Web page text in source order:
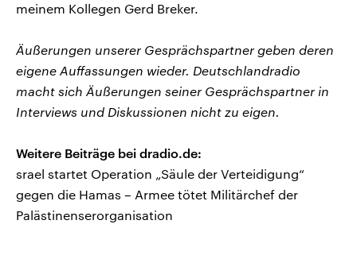
meinem Kollegen Gerd Breker.
Äußerungen unserer Gesprächspartner geben deren
eigene Auffassungen wieder. Deutschlandradio
macht sich Äußerungen seiner Gesprächspartner in
Interviews und Diskussionen nicht zu eigen.
Weitere Beiträge bei dradio.de:
srael startet Operation „Säule der Verteidigung“
gegen die Hamas – Armee tötet Militärchef der
Palästinenserorganisation